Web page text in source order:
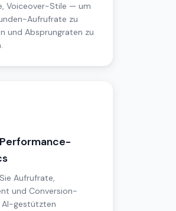
Voiceover-Stile — um
Aufrufrate zu
und Absprungraten zu
Aufrufrate,
und Conversion-
gestützten